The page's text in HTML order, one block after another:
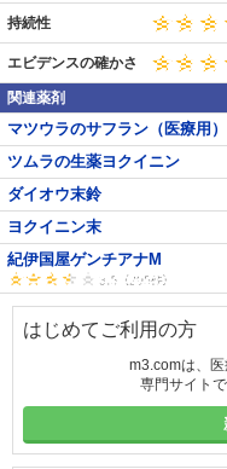
持続性
エビデンスの確かさ
関連薬剤
マツウラのサフラン（医療用）
ツムラの生薬ヨクイニン
ダイオウ末鈴
ヨクイニン末
紀伊国屋ゲンチアナM
はじめてご利用の方
m3.comは、
専門サイト